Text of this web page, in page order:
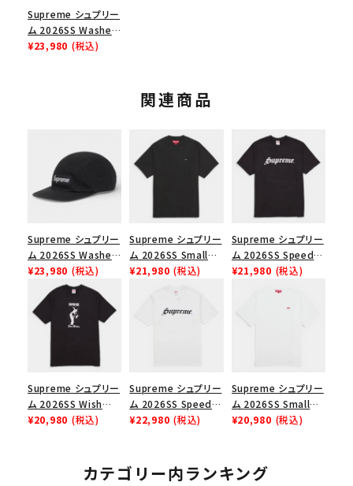
Supreme シュプリー
ム 2026SS Washed
Chino Twill Camp
¥23,980 (税込)
関連商品
Supreme シュプリー
ム 2026SS Washed
Chino Twill Camp
Cap ウォッシュド チ
ノツイル キャンプキャ
ップ ブラック
¥23,980 (税込)
Supreme シュプリー
ム 2026SS Small
Box Tee スモールボ
¥21,980 (税込)
Supreme シュプリー
ム 2026SS Speed
Tee スピードTシャツ
¥21,980 (税込)
Supreme シュプリー
ム 2026SS Wish
Tee ウィッシュTシ
¥20,980 (税込)
Supreme シュプリー
ム 2026SS Speed
Tee スピードTシャツ
¥22,980 (税込)
Supreme シュプリー
ム 2026SS Small
Box Tee スモールボ
¥20,980 (税込)
カテゴリー内ランキング